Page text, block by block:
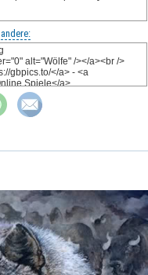
andere: